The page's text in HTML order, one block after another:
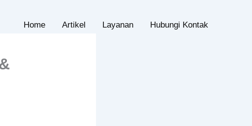
Home Artikel Layanan Hubungi Kontak